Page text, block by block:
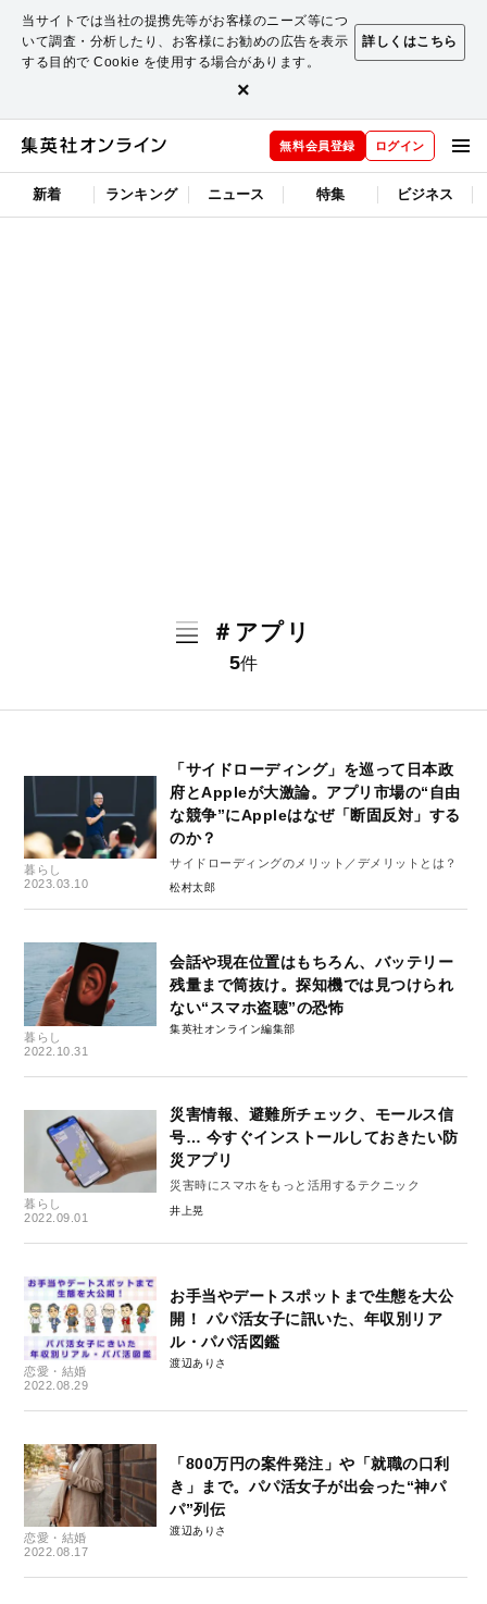
当サイトでは当社の提携先等がお客様のニーズ等につ
いて調査・分析したり、お客様にお勧めの広告を表示
する目的で Cookie を使用する場合があります。
詳しくはこちら
×
無料会員登録 ログイン
新着 ランキング ニュース 特集 ビジネス
＃アプリ
5件
暮らし
2023.03.10
「サイドローディング」を巡って日本政
府とAppleが大激論。アプリ市場の“自由
な競争”にAppleはなぜ「断固反対」する
のか？
サイドローディングのメリット／デメリットとは？
松村太郎
暮らし
2022.10.31
会話や現在位置はもちろん、バッテリー
残量まで筒抜け。探知機では見つけられ
ない“スマホ盗聴”の恐怖
集英社オンライン編集部
暮らし
2022.09.01
災害情報、避難所チェック、モールス信
号… 今すぐインストールしておきたい防
災アプリ
災害時にスマホをもっと活用するテクニック
井上晃
恋愛・結婚
2022.08.29
お手当やデートスポットまで生態を大公
開！ パパ活女子に訊いた、年収別リア
ル・パパ活図鑑
渡辺ありさ
恋愛・結婚
2022.08.17
「800万円の案件発注」や「就職の口利
き」まで。パパ活女子が出会った“神パ
パ”列伝
渡辺ありさ